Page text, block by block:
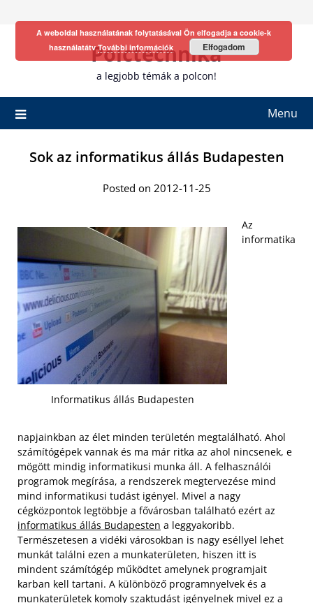
Polctechnika
a legjobb témák a polcon!
Menu
Sok az informatikus állás Budapesten
Posted on 2012-11-25
Informatikus állás Budapesten
Az
informatika
napjainkban az élet minden területén megtalálható. Ahol
számítógépek vannak és ma már ritka az ahol nincsenek, e
mögött mindig informatikusi munka áll. A felhasználói
programok megírása, a rendszerek megtervezése mind
mind informatikusi tudást igényel. Mivel a nagy
cégközpontok legtöbbje a fővárosban található ezért az
informatikus állás Budapesten a leggyakoribb.
Természetesen a vidéki városokban is nagy eséllyel lehet
munkát találni ezen a munkaterületen, hiszen itt is
mindent számítógép működtet amelynek programjait
karban kell tartani. A különböző programnyelvek és a
munkaterületek komoly szaktudást igényelnek mivel ez a
A weboldal használatának folytatásával Ön elfogadja a cookie-k
használatátvTovábbi információk Elfogadom